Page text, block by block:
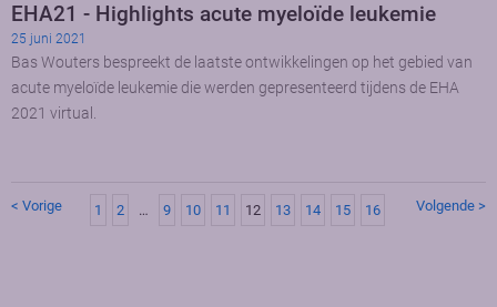
EHA21 - Highlights acute myeloïde leukemie
25 juni 2021
Bas Wouters bespreekt de laatste ontwikkelingen op het gebied van
acute myeloïde leukemie die werden gepresenteerd tijdens de EHA
2021 virtual.
< Vorige 1 2 … 9 10 11 12 13 14 15 16 Volgende >